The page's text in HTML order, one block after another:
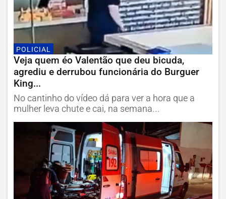
POLICIAL
Veja quem éo Valentão que deu bicuda,
agrediu e derrubou funcionária do Burguer
King...
No cantinho do vídeo dá para ver a hora que a
mulher leva chute e cai, na semana...